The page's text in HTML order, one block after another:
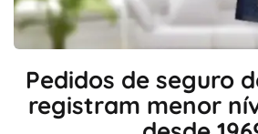
Pedidos de seguro
registram menor